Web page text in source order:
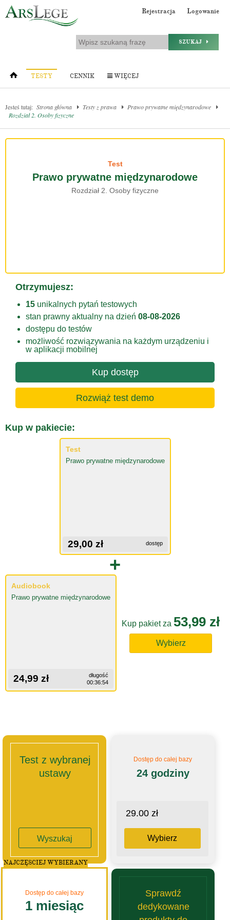
Rejestracja Logowanie
SZUKAJ
TESTY CENNIK WIĘCEJ
Jesteś tutaj: Strona główna Testy z prawa
Prawo prywatne międzynarodowe
Rozdział 2. Osoby fizyczne
Test
Prawo prywatne międzynarodowe
Rozdział 2. Osoby fizyczne
Otrzymujesz:
15 unikalnych pytań testowych
stan prawny aktualny na dzień 08-08-2026
dostępu do testów
możliwość rozwiązywania na każdym urządzeniu i
w aplikacji mobilnej
Kup dostęp
Rozwiąż test demo
Kup w pakiecie:
Test
Prawo prywatne międzynarodowe
29,00 zł dostęp
+
Audiobook
Prawo prywatne międzynarodowe
24,99 zł
długość
00:36:54
Kup pakiet za 53,99 zł
Wybierz
Test z wybranej
ustawy
Wyszukaj
Dostęp do całej bazy
24 godziny
29.00 zł
Wybierz
Dostęp do całej bazy
1 miesiąc
NAJCZĘSCIEJ WYBIERANY
Sprawdź
dedykowane